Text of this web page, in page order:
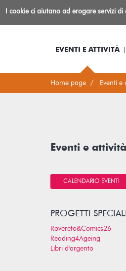
BibliotecaIo sono...
EVENTI E ATTIVITÀ
Home page Eventi e
Eventi e attività
CALENDARIO EVENTI
PROGETTI SPECIALI
Rovereto&Comics26
Reading4Ageing
Libri d'argento
I cookie ci aiutano ad erogare servizi